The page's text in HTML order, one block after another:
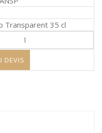
Transparent 35 cl
DEVIS